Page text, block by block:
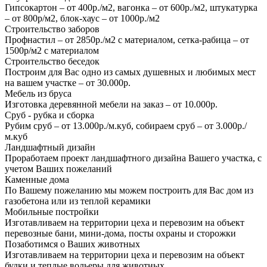
Гипсокартон – от 400р./м2, вагонка – от 600р./м2, штукатурка
– от 800р/м2, блок-хаус – от 1000р./м2
Строительство заборов
Профнастил – от 2850р./м2 с материалом, сетка-рабица – от
1500р/м2 с материалом
Строительство беседок
Построим для Вас одно из самых душевных и любимых мест
на вашем участке – от 30.000р.
Мебель из бруса
Изготовка деревянной мебели на заказ – от 10.000р.
Сруб - рубка и сборка
Рубим сруб – от 13.000р./м.куб, собираем сруб – от 3.000р./
м.куб
Ландшафтный дизайн
Проработаем проект ландшафтного дизайна Вашего участка, с
учетом Ваших пожеланий
Каменные дома
По Вашему пожеланию мы можем построить для Вас дом из
газобетона или из теплой керамики
Мобильные постройки
Изготавливаем на территории цеха и перевозим на объект
перевозные бани, мини-дома, посты охраны и сторожки
Позаботимся о Ваших животных
Изготавливаем на территории цеха и перевозим на объект